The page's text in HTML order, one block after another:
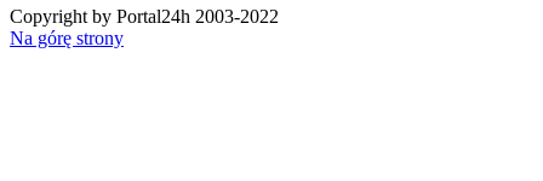
Copyright by Portal24h 2003-2022
Na górę strony